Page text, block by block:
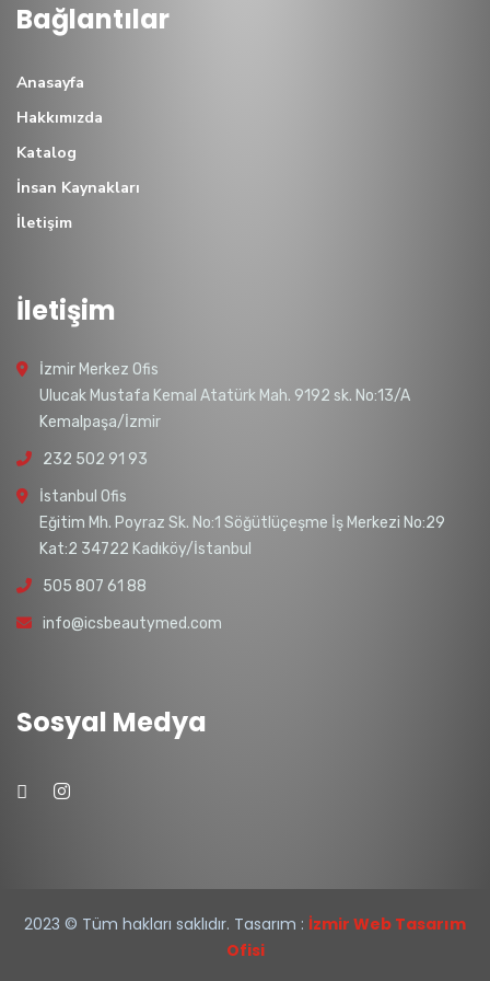
Bağlantılar
Anasayfa
Hakkımızda
Katalog
İnsan Kaynakları
İletişim
İletişim
İzmir Merkez Ofis
Ulucak Mustafa Kemal Atatürk Mah. 9192 sk. No:13/A
Kemalpaşa/İzmir
232 502 91 93
İstanbul Ofis
Eğitim Mh. Poyraz Sk. No:1 Söğütlüçeşme İş Merkezi No:29
Kat:2 34722 Kadıköy/İstanbul
505 807 61 88
info@icsbeautymed.com
Sosyal Medya
2023 © Tüm hakları saklıdır. Tasarım : İzmir Web Tasarım
Ofisi